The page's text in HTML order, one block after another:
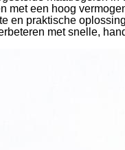
een hoog
en praktische
met snelle,